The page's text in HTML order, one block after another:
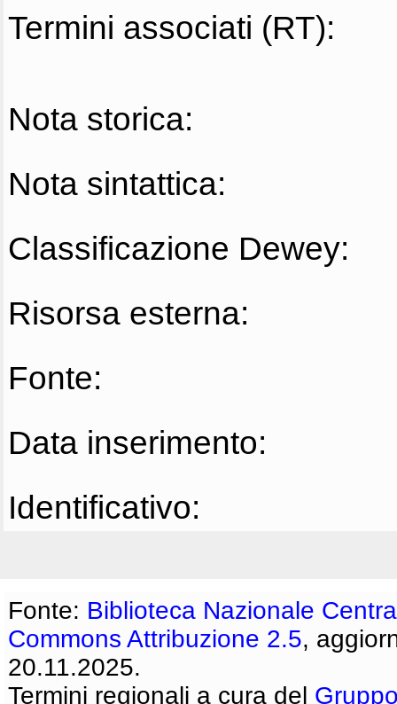
Termini associati (RT):
Nota storica:
Nota sintattica:
Classificazione Dewey:
Risorsa esterna:
Fonte:
Data inserimento:
Identificativo:
Fonte: Biblioteca Nazionale
Commons Attribuzione 2.5,
20.11.2025.
Termini regionali a cura del